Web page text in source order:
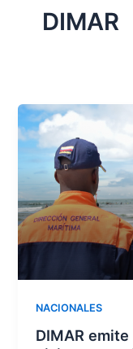
DIMAR
NACIONALES
DIMAR